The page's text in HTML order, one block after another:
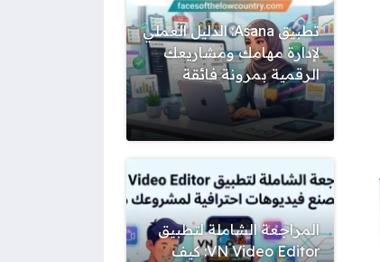
تطبيق Asana: الدليل العملي
لإدارة مهامك ومشاريعك
الرقمية بمرونة فائقة
المراجعة الشاملة لتطبيق
VN Video Editor: كيف